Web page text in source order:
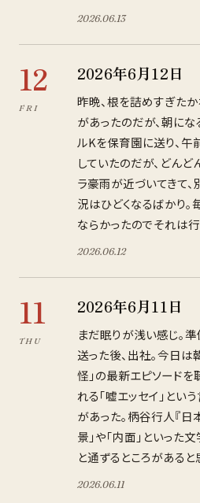
2026.06.13
12
FRI
2026年6月12日
昨晩、根を詰めすぎた
があったのだが、朝にな
ルKを保育園に送り、午
していたのだが、どんど
ラ豪雨が近づいてきて、
況はひどくなるばかり
ならかったのでそれは行
2026.06.12
11
THU
2026年6月11日
まだ眠りが浅い感じ。
送った後、出社。今日
怪」の最新エピソードを
れる「嘘エッセイ」とい
があった。柄谷行人『
景」や「内面」といった
と通ずるところがあると
2026.06.11